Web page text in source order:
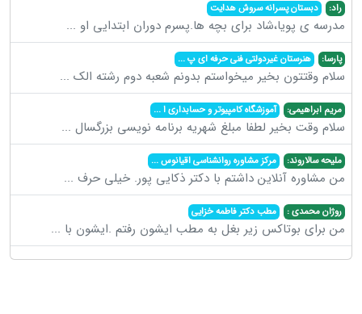
راد: دبستان پسرانه سروش هدایت
مدرسه ی پویا،شاد برای بچه ها.پسرم دوران ابتدایی او ...
پارسا: هنرستان غیردولتی فنی حرفه ای پ...
سلام وقتتون بخیر میخواستم بدونم شعبه دوم رشته الک ...
مریم ابراهیمی: آموزشگاه کامپیوتر و حسابداری ا...
سلام وقت بخیر لطفا مبلغ شهریه برنامه نویسی بزرگسال ...
ملیحه سالاروند: مرکز مشاوره روانشناسی اقیانوس...
من مشاوره آنلاین داشتم با دکتر ذکایی پور. خیلی حرف ...
روژان محمدی : مطب دکتر فاطمه خزایی
من برای بوتاکس زیر بغل به مطب ایشون رفتم .ایشون با ...